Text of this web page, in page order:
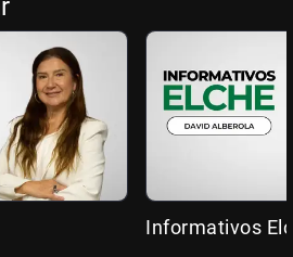
Informativos